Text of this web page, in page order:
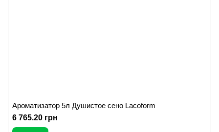
Ароматизатор 5л Душистое сено Lacoform
6 765.20 грн